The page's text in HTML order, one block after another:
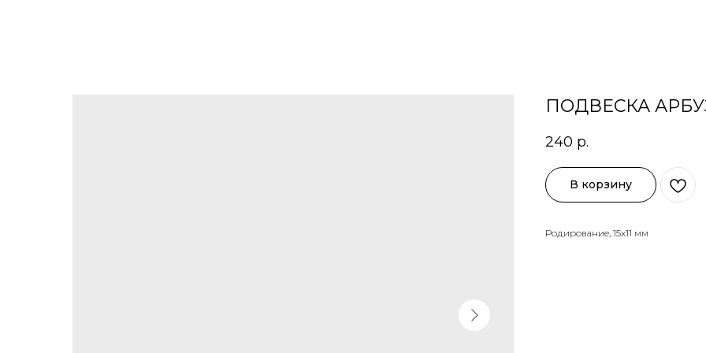
ПОДВЕСКА
240 р.
В корзину
Родирование, 15х11 мм